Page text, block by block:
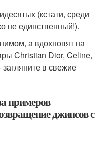
(кстати, среди
не единственный!).
а вдохновят на
Christian Dior, Celine,
в свежие
примеров
джинсов с